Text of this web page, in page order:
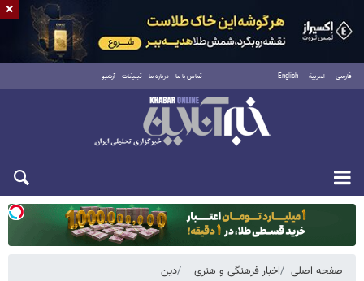
فارسی العربية English تماس با ما درباره ما تبلیغات آرشیو
یکشنبه ۱۸ مرداد ۱۴۰۵
صفحه اصلی اخبار فرهنگی و هنری دین
×